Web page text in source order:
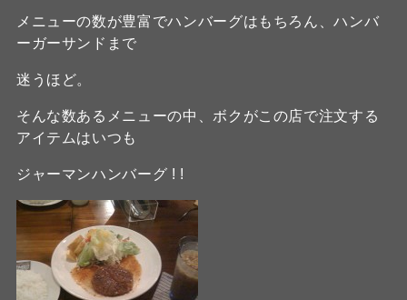
メニューの数が豊富でハンバーグはもちろん、ハンバ
ーガーサンドまで
迷うほど。
そんな数あるメニューの中、ボクがこの店で注文する
アイテムはいつも
ジャーマンハンバーグ ! !